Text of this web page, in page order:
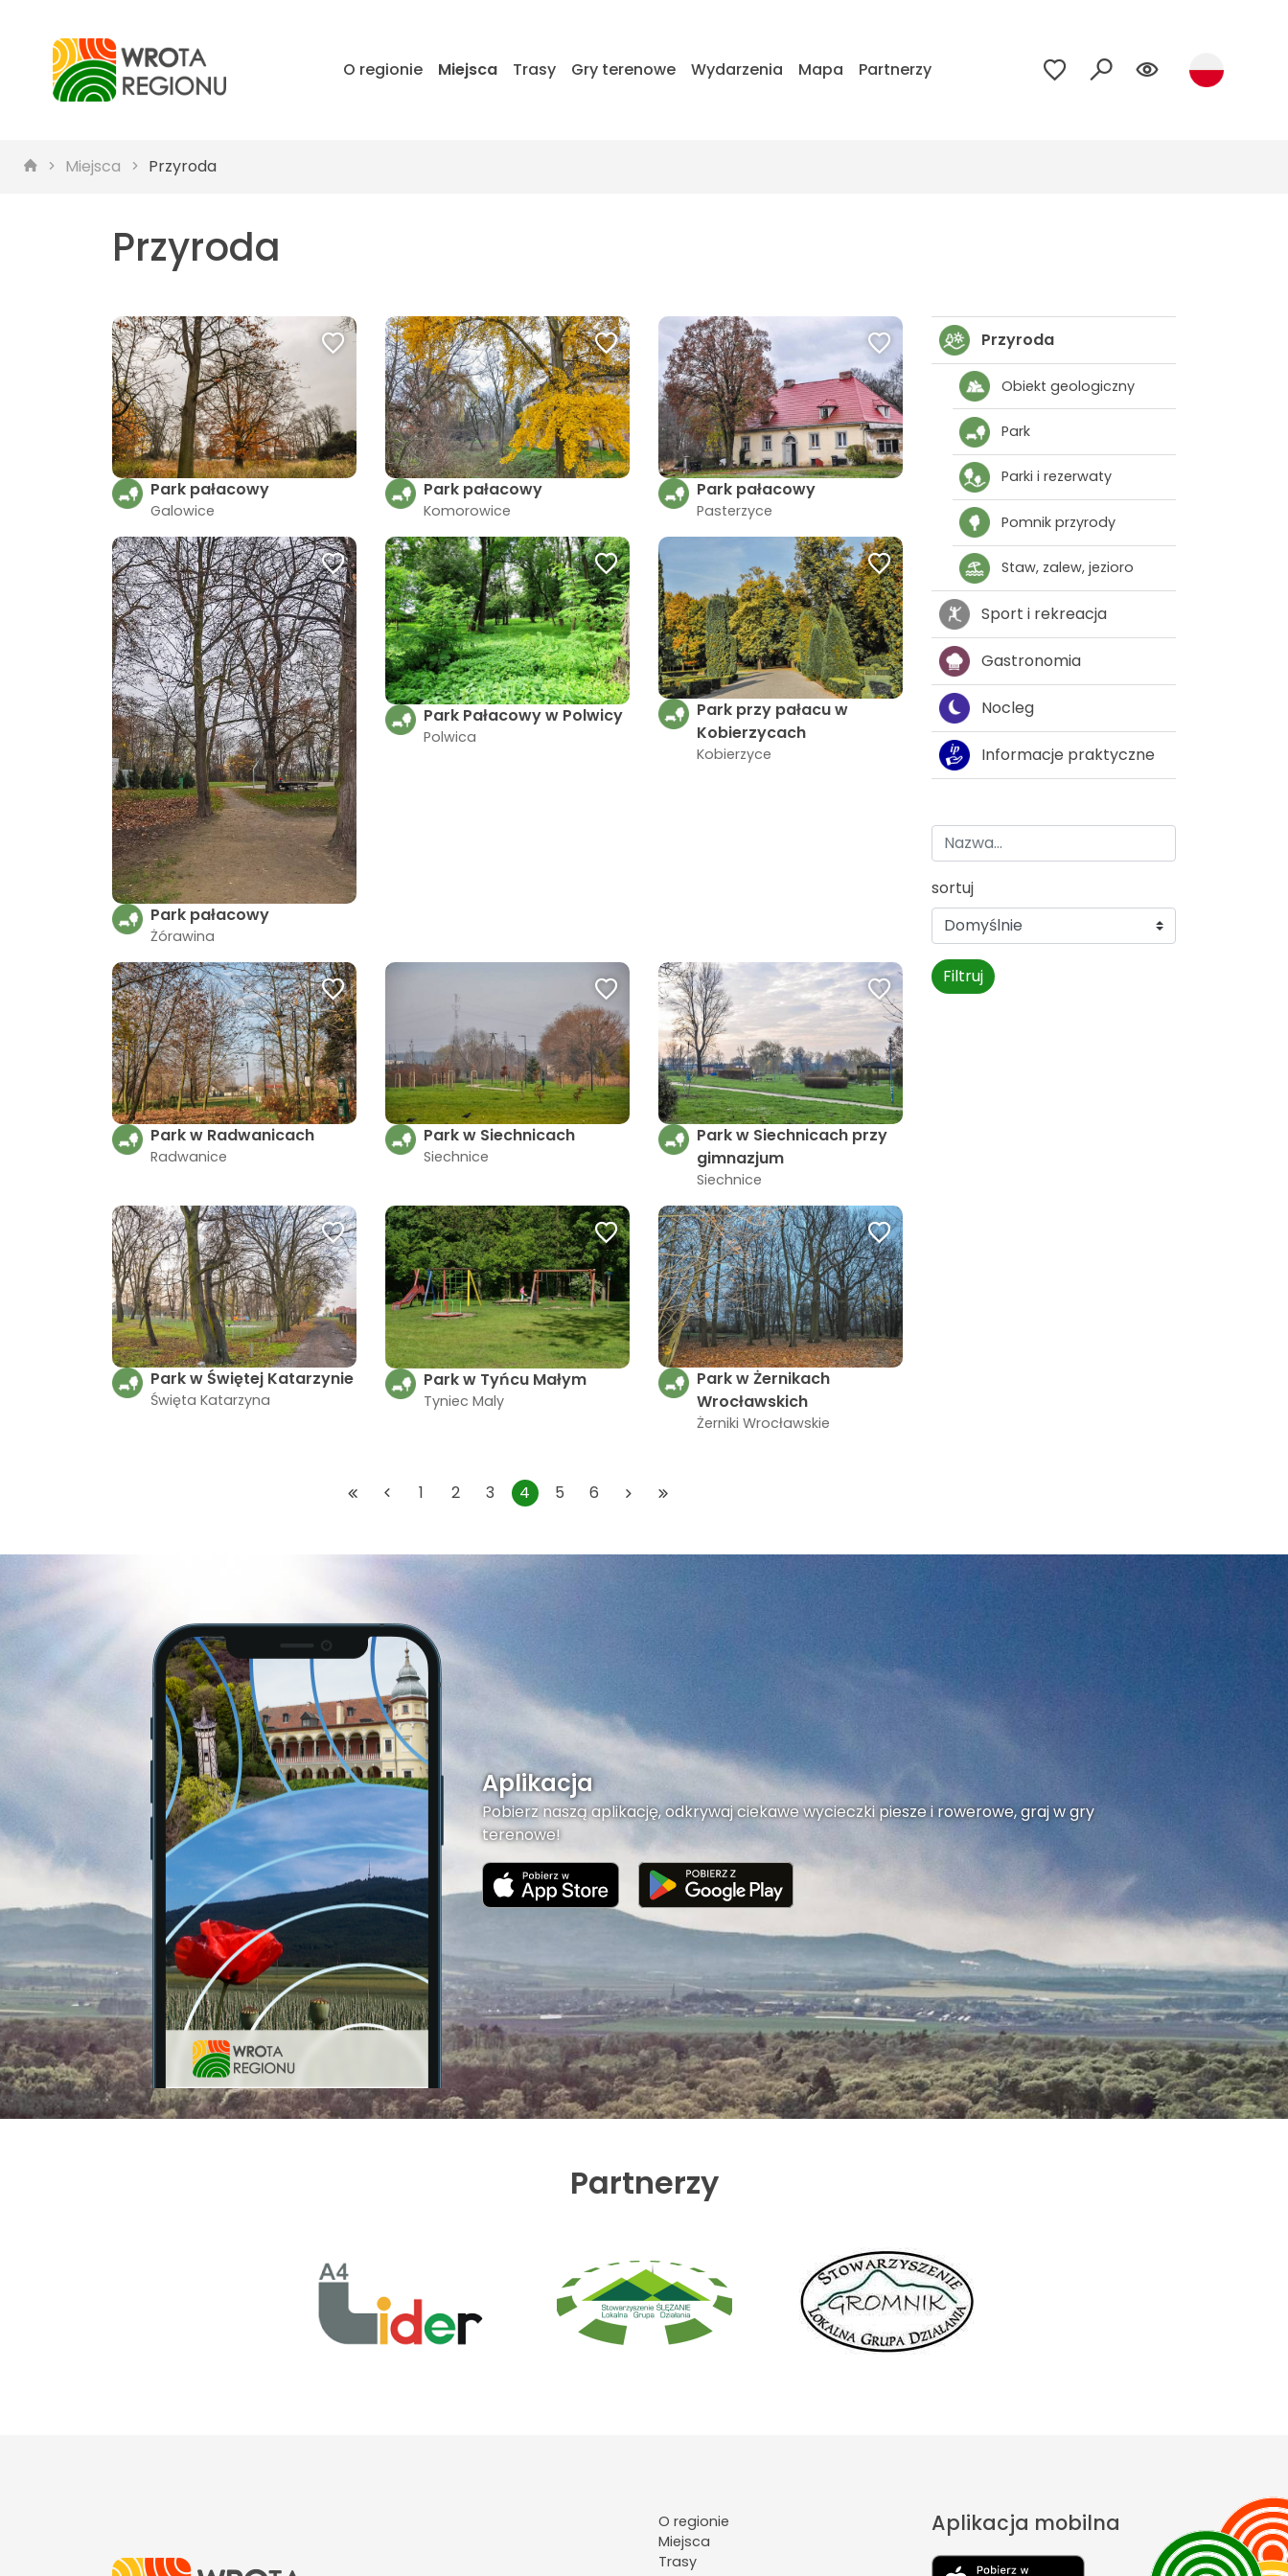
O regionie Miejsca Trasy Gry terenowe Wydarzenia Mapa Partnerzy
Miejsca Przyroda
Przyroda
Park pałacowy
Galowice
Park pałacowy
Komorowice
Park pałacowy
Pasterzyce
Park pałacowy
Żórawina
Park Pałacowy w Polwicy
Polwica
Park przy pałacu w
Kobierzycach
Kobierzyce
Park w Radwanicach
Radwanice
Park w Siechnicach
Siechnice
Park w Siechnicach przy
gimnazjum
Siechnice
Park w Świętej Katarzynie
Święta Katarzyna
Park w Tyńcu Małym
Tyniec Maly
Park w Żernikach
Wrocławskich
Żerniki Wrocławskie
1 2 3 4 5 6
Przyroda
Obiekt geologiczny
Park
Parki i rezerwaty
Pomnik przyrody
Staw, zalew, jezioro
Sport i rekreacja
Gastronomia
Nocleg
Informacje praktyczne
sortuj
Filtruj
Aplikacja
Pobierz naszą aplikację, odkrywaj ciekawe wycieczki piesze i rowerowe, graj w gry
terenowe!
Partnerzy
O regionie
Miejsca
Trasy
Aplikacja mobilna